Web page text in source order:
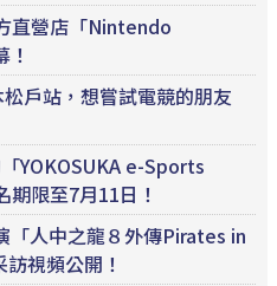
直營店「Nintendo
戶站，想嘗試電競的朋友
YOKOSUKA e-Sports
期限至7月11日！
「人中之龍８外傳Pirates in
視頻公開！